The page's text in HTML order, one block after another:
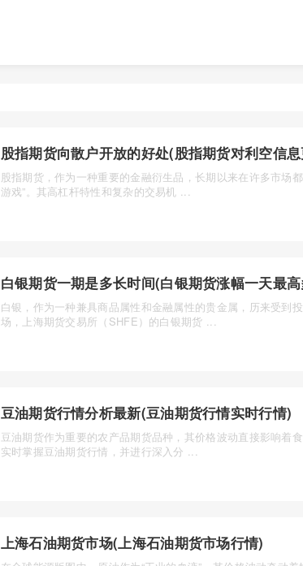
股指期货向散户开放的好处(股指期货对利空信
股指期货，作为一种重要的金融衍生品，长期以来在许多市场
游戏”。其高杠杆特性和复杂的交易机 ...
白银期货一期是多长时间(白银期货涨幅一天最
白银，作为一种兼具商品属性和金融属性的贵金属，历来受到
场，上海期货交易所（SHFE）的白银期货 ...
豆油期货行情分析最新(豆油期货行情实时行情)
豆油期货作为重要的农产品期货品种，其价格波动直接影响着
实时掌握豆油期货行情，并进行深入分 ...
上海石油期货市场(上海石油期货市场行情)